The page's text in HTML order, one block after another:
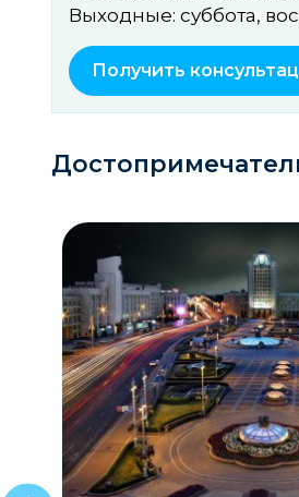
Выходные: cуббота,
Получить